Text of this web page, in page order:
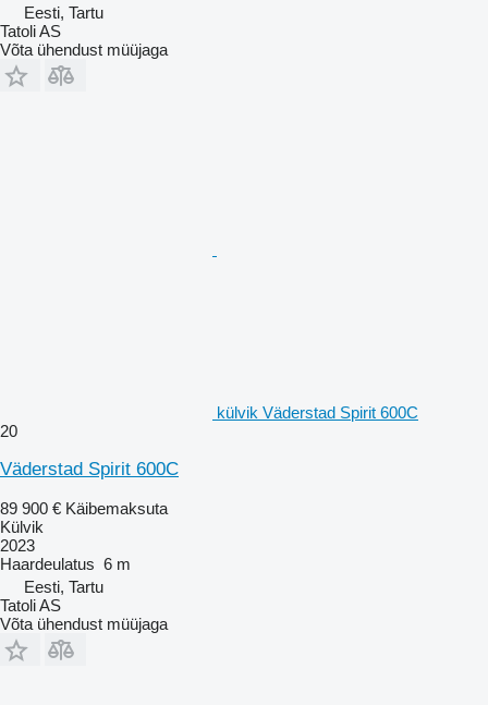
Eesti, Tartu
Tatoli AS
Võta ühendust müüjaga
külvik Väderstad Spirit 600C
20
Väderstad Spirit 600C
89 900 € Käibemaksuta
Külvik
2023
Haardeulatus 6 m
Eesti, Tartu
Tatoli AS
Võta ühendust müüjaga